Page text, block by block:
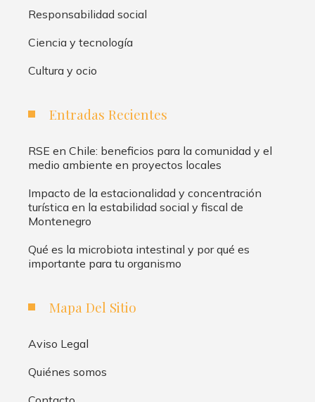
Responsabilidad social
Ciencia y tecnología
Cultura y ocio
Entradas Recientes
RSE en Chile: beneficios para la comunidad y el
medio ambiente en proyectos locales
Impacto de la estacionalidad y concentración
turística en la estabilidad social y fiscal de
Montenegro
Qué es la microbiota intestinal y por qué es
importante para tu organismo
Mapa Del Sitio
Aviso Legal
Quiénes somos